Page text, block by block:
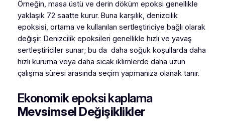
Örneğin, masa üstü ve derin döküm epoksi genellikle
yaklaşık 72 saatte kurur. Buna karşılık, denizcilik
epoksisi, ortama ve kullanılan sertleştiriciye bağlı olarak
değişir. Denizcilik epoksileri genellikle hızlı ve yavaş
sertleştiriciler sunar; bu da daha soğuk koşullarda daha
hızlı kuruma veya daha sıcak iklimlerde daha uzun
çalışma süresi arasında seçim yapmanıza olanak tanır.
Ekonomik epoksi kaplama
Mevsimsel Değişiklikler